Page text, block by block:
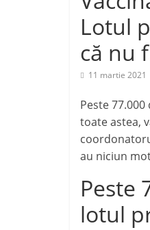
Lotul
că nu
11 martie 2021
Peste
toate astea,
au niciun
Peste
lotul